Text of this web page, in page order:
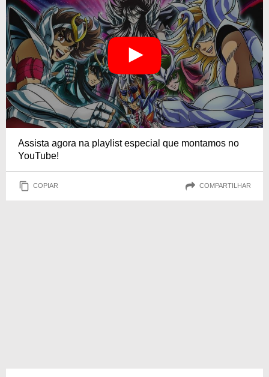
Assista agora na playlist especial que montamos no
YouTube!
COPIAR COMPARTILHAR